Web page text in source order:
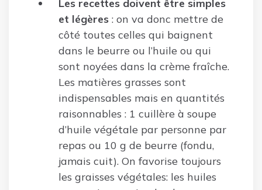
Les recettes doivent être simples
et légères : on va donc mettre de
côté toutes celles qui baignent
dans le beurre ou l’huile ou qui
sont noyées dans la crème fraîche.
Les matières grasses sont
indispensables mais en quantités
raisonnables : 1 cuillère à soupe
d’huile végétale par personne par
repas ou 10 g de beurre (fondu,
jamais cuit). On favorise toujours
les graisses végétales: les huiles